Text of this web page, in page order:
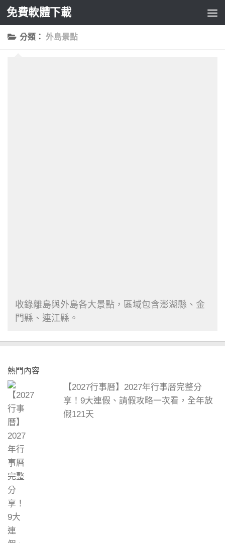
Skip to content
免費軟體下載
分類： 外島景點
收錄離島與外島各大景點，區域包含澎湖縣、金
門縣、連江縣。
熱門內容
【2027行事曆】2027年行事曆完整分
享！9大連假、請假攻略一次看，全年放
假121天